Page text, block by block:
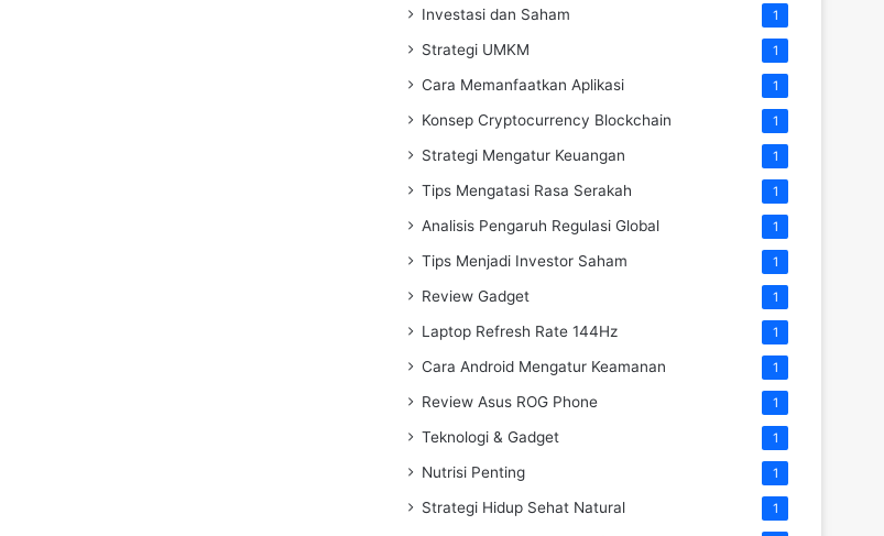
Investasi dan Saham 1
Strategi UMKM 1
Cara Memanfaatkan Aplikasi 1
Konsep Cryptocurrency Blockchain 1
Strategi Mengatur Keuangan 1
Tips Mengatasi Rasa Serakah 1
Analisis Pengaruh Regulasi Global 1
Tips Menjadi Investor Saham 1
Review Gadget 1
Laptop Refresh Rate 144Hz 1
Cara Android Mengatur Keamanan 1
Review Asus ROG Phone 1
Teknologi & Gadget 1
Nutrisi Penting 1
Strategi Hidup Sehat Natural 1